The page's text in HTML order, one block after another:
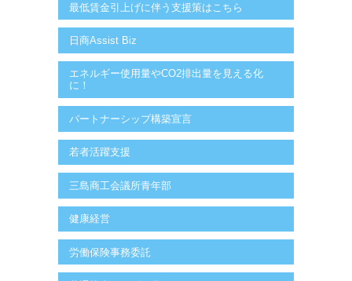
最低賃金引上げに伴う支援策はこちら
日商Assist Biz
エネルギー使用量やCO2排出量を見える化
に！
パートナーシップ構築宣言
若者活躍支援
三島商工会議所青年部
健康経営
労働保険事務委託